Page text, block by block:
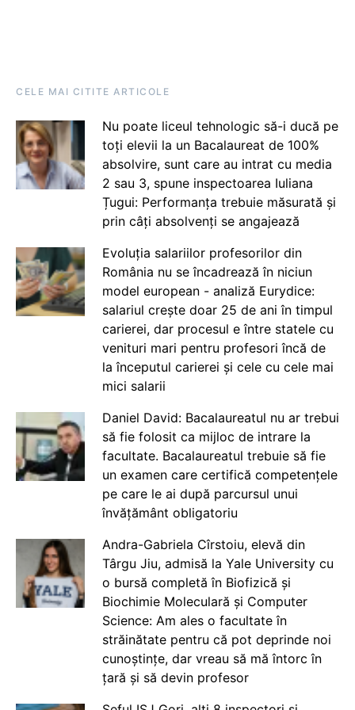
CELE MAI CITITE ARTICOLE
Nu poate liceul tehnologic să-i ducă pe
toți elevii la un Bacalaureat de 100%
absolvire, sunt care au intrat cu media
2 sau 3, spune inspectoarea Iuliana
Țugui: Performanța trebuie măsurată și
prin câți absolvenți se angajează
Evoluția salariilor profesorilor din
România nu se încadrează în niciun
model european - analiză Eurydice:
salariul crește doar 25 de ani în timpul
carierei, dar procesul e între statele cu
venituri mari pentru profesori încă de
la începutul carierei și cele cu cele mai
mici salarii
Daniel David: Bacalaureatul nu ar trebui
să fie folosit ca mijloc de intrare la
facultate. Bacalaureatul trebuie să fie
un examen care certifică competențele
pe care le ai după parcursul unui
învățământ obligatoriu
Andra-Gabriela Cîrstoiu, elevă din
Târgu Jiu, admisă la Yale University cu
o bursă completă în Biofizică și
Biochimie Moleculară și Computer
Science: Am ales o facultate în
străinătate pentru că pot deprinde noi
cunoștințe, dar vreau să mă întorc în
țară și să devin profesor